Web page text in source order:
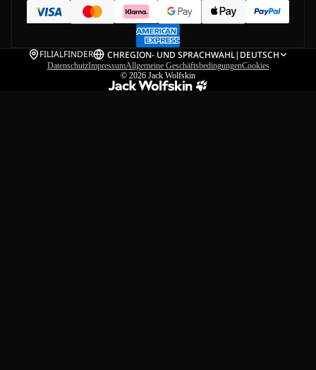
FILIALFINDER CHREGION- UND SPRACHWAHL| DEUTSCH
DatenschutzImpressumAllgemeine GeschäftsbedingungenCookies
© 2026 Jack Wolfskin